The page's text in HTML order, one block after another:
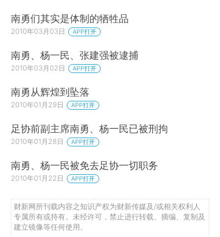
南勇们其实是体制的牺牲品
2010年03月03日 APP打开
南勇、杨一民、张建强被逮捕
2010年03月02日 APP打开
南勇从辉煌到坠落
2010年01月29日 APP打开
足协前副主席南勇、杨一民已被刑拘
2010年01月28日 APP打开
南勇、杨一民被免去足协一切职务
2010年01月22日 APP打开
财新网所刊载内容之知识产权为财新传媒及/或相关权利人
专属所有或持有。未经许可，禁止进行转载、摘编、复制及
建立镜像等任何使用。